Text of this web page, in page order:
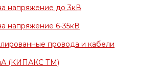
напряжение до 3кВ
напряжение 6-35кВ
провода и кабели
(КИПАКС ТМ)